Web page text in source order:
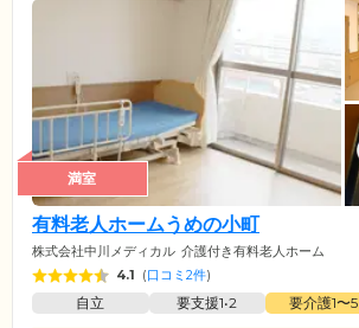
満室
有料老人ホームうめの小町
株式会社中川メディカル 介護付き有料老人ホーム
4.1 (口コミ2件)
自立 要支援1•2 要介護1〜5